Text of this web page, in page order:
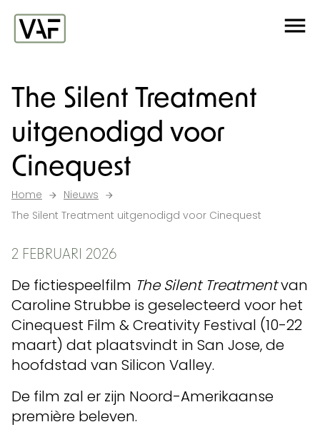
Ga verder naar de inhoud
The Silent Treatment
uitgenodigd voor
Cinequest
Home
Nieuws
The Silent Treatment uitgenodigd voor Cinequest
2 FEBRUARI 2026
De fictiespeelfilm The Silent Treatmentvan
Caroline Strubbe is geselecteerd voor het
Cinequest Film & Creativity Festival (10-22
maart) dat plaatsvindt in San Jose, de
hoofdstad van Silicon Valley.
De film zal er zijn Noord-Amerikaanse
première beleven.